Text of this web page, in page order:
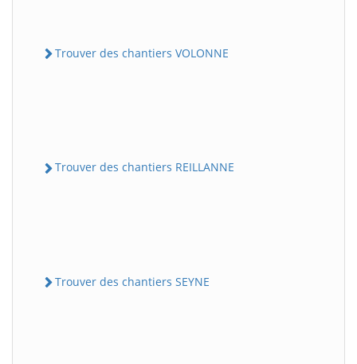
Trouver des chantiers VOLONNE
Trouver des chantiers REILLANNE
Trouver des chantiers SEYNE